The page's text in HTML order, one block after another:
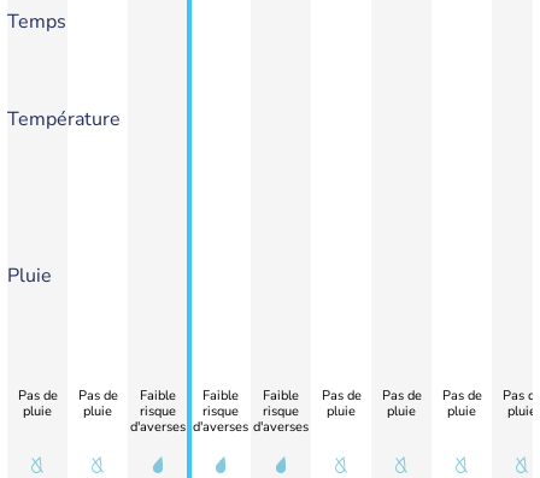
Temps
Température
Pluie
Pas de
pluie
Pas de
pluie
Faible
risque
d'averses
Faible
risque
d'averses
Faible
risque
d'averses
Pas de
pluie
Pas de
pluie
Pas de
pluie
Pas
pluie